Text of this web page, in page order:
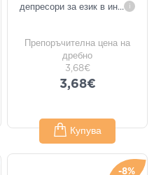
депресори за език в ин... i
Препоръчителна цена на
дребно
3,68€
3,68€
Купува
-8%